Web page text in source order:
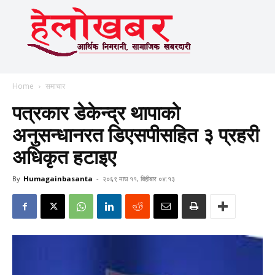
Home समाचार
पत्रकार डेकेन्द्र थापाको
अनुसन्धानरत डिएसपीसहित ३ प्रहरी
अधिकृत हटाइए
By Humagainbasanta - २०६९ माघ ११, बिहीबार ०४:१३